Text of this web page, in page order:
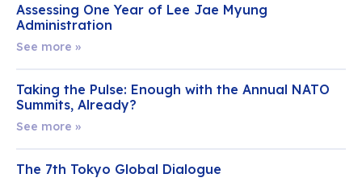
Assessing One Year of Lee Jae Myung
Administration
See more »
Taking the Pulse: Enough with the Annual NATO
Summits, Already?
See more »
The 7th Tokyo Global Dialogue